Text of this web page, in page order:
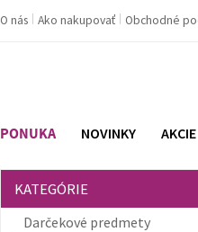
O nás Ako nakupovať Obchodné
PONUKA NOVINKY AKCIE
KATEGÓRIE
Darčekové predmety